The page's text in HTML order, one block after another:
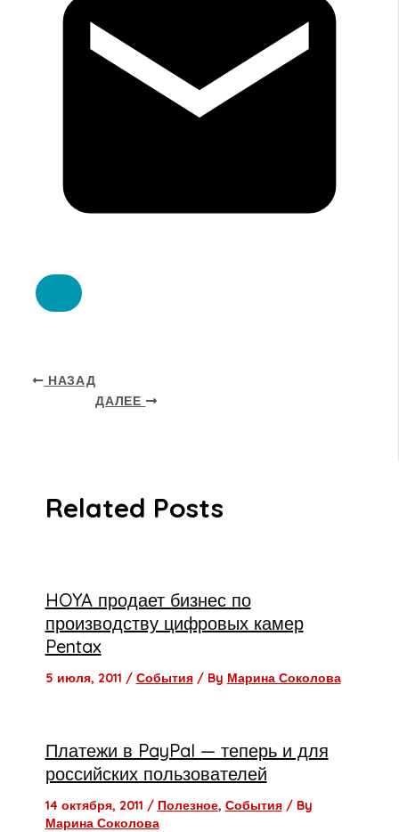
НАЗАД
ДАЛЕЕ
Related Posts
HOYA продает бизнес по
производству цифровых камер
Pentax
5 июля, 2011 / События/ By Марина Соколова
Платежи в PayPal — теперь и для
российских пользователей
14 октября, 2011 / Полезное, События/ By
Марина Соколова